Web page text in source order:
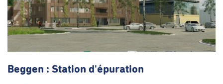
Beggen : Station d'épuration